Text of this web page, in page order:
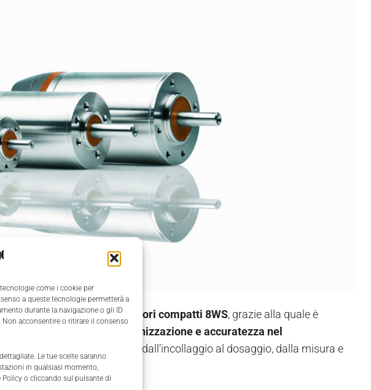
come i cookie per
a queste tecnologie permetterà a
durante la navigazione o gli ID
acconsentire o ritirare il consenso
Le tue scelte saranno
in qualsiasi momento,
o cliccando sul pulsante di
l’aggiunta dellaserie di motori compatti 8WS, grazie alla quale è
alta precisione nella sincronizzazione e accuratezza nel
applicazioni spaziano dall’incollaggio al dosaggio, dalla misura e